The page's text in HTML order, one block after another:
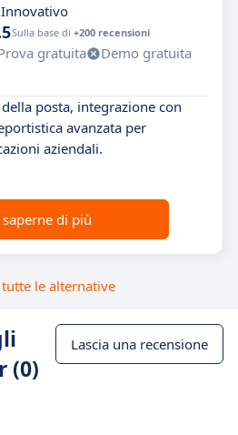
Sulla base di +200 recensioni
gratuita
Demo gratuita
posta, integrazione con
avanzata per
aziendali.
saperne di più
le alternative
(0)
Lascia una recensione